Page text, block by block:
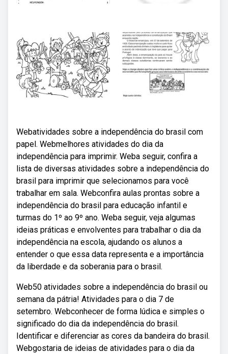
Webatividades sobre a independência do brasil com
papel. Webmelhores atividades do dia da
independência para imprimir. Weba seguir, confira a
lista de diversas atividades sobre a independência do
brasil para imprimir que selecionamos para você
trabalhar em sala. Webconfira aulas prontas sobre a
independência do brasil para educação infantil e
turmas do 1º ao 9º ano. Weba seguir, veja algumas
ideias práticas e envolventes para trabalhar o dia da
independência na escola, ajudando os alunos a
entender o que essa data representa e a importância
da liberdade e da soberania para o brasil.
Web50 atividades sobre a independência do brasil ou
semana da pátria! Atividades para o dia 7 de
setembro. Webconhecer de forma lúdica e simples o
significado do dia da independência do brasil.
Identificar e diferenciar as cores da bandeira do brasil.
Webgostaria de ideias de atividades para o dia da